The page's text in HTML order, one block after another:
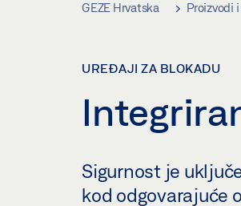
GEZE Hrvatska Proizvodi
UREĐAJI ZA BLOKADU
Sigurnost je
kod odgovarajuće